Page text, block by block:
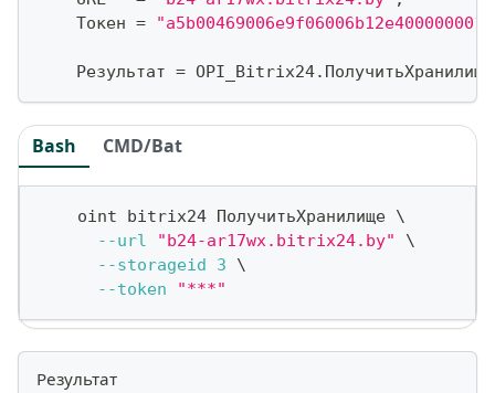
    Токен
=
    Результат
= OPI_Bitrix24. ПолучитьХранилище
Bash CMD/Bat
    oint bitrix24 ПолучитьХранилище
\
--url
"b24-ar17wx.bitrix24.by"
\
--storageid
3
\
--token
"***"
Результат